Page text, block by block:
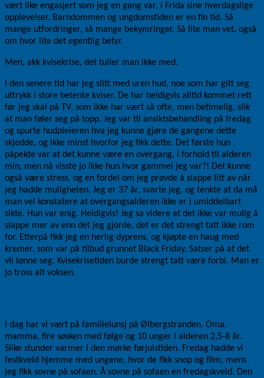
vært like engasjert som jeg en gang var, i Frida sine hverdagslige
opplevelser. Barndommen og ungdomstiden er en fin tid. Så
mange utfordringer, så mange bekymringer. Så lite man vet, også
om hvor lite det egentlig betyr.
Men, akk kvisekrise, det tuller man ikke med.
I den senere tid har jeg slitt med uren hud, noe som har gitt seg
uttrykk i store betente kviser. De har heldigvis alltid kommet rett
før jeg skal på TV, som ikke har vært så ofte, men betimelig, slik
at man føler seg på topp. Jeg var til ansiktsbehandling på fredag
og spurte hudpleieren hva jeg kunne gjøre de gangene dette
skjedde, og ikke minst hvorfor jeg fikk dette. Det første hun
påpekte var at det kunne være en overgang, i forhold til alderen
min, men nå visste jo ikke hun hvor gammel jeg var?! Det kunne
også være stress, og en fordel om jeg prøvde å slappe litt av når
jeg hadde muligheten. Jeg er 37 år, svarte jeg, og tenkte at da må
man vel konstatere at overgangsalderen ikke er i umiddelbart
sikte. Hun var enig. Heldigvis! Jeg sa videre at det ikke var mulig å
slappe mer av enn det jeg gjorde, det er det strengt tatt ikke rom
for. Etterpå fikk jeg en herlig dyprens, og kjøpte en haug med
kremer, som var på tilbud grunnet Black Friday. Satser på at det
vil lønne seg. Kvisekrisetiden burde strengt tatt være forbi. Man er
jo tross alt voksen.
I dag har vi vært på familielunsj på Ølbergstranden. Oma,
mamma, fire søsken med følge og 10 unger i alderen 2,5-8 år.
Slike stunder varmer i den mørke førjulstiden. Fredag hadde vi
festkveld hjemme med ungene, hvor de fikk snop og film, mens
jeg fikk sovne på sofaen. Å sovne på sofaen en fredagskveld. Den